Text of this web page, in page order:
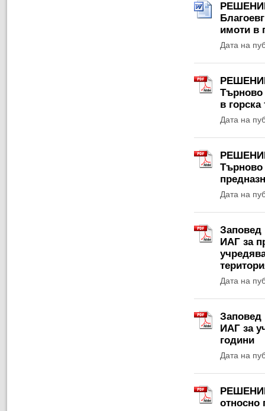
имоти в
Дата на
Търново
в горска
Дата на
Търново
Дата на
Заповед
ИАГ за
Дата на
Заповед
ИАГ за
години
Дата на
относно